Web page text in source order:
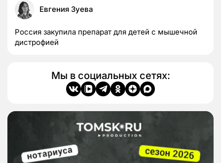
Евгения Зуева
Россия закупила препарат для детей с мышечной
дистрофией
Мы в социальных сетях: